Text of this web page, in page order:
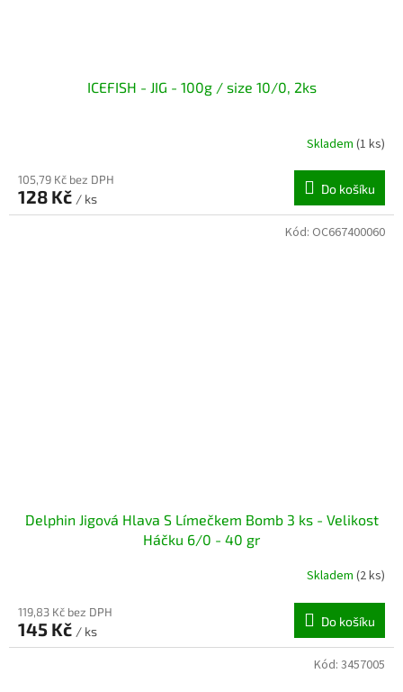
ICEFISH - JIG - 100g / size 10/0, 2ks
Skladem (1 ks)
105,79 Kč bez DPH
128 Kč / ks
Do košíku
Delphin Jigová Hlava S Límečkem Bomb 3 ks - Velikost
Háčku 6/0 - 40 gr
Skladem (2 ks)
119,83 Kč bez DPH
145 Kč / ks
Do košíku
Kód: OC667400060
Kód: 3457005